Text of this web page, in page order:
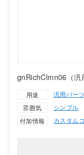
gnRichClmn06（汎
用途
汎用パーツ
雰囲気
シンプル
付加情報
カスタム